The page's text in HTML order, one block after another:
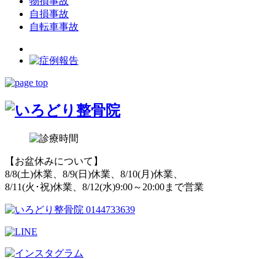
自損事故
自転車事故
【お盆休みについて】
8/8(土)休業、8/9(日)休業、8/10(月)休業、
8/11(火･祝)休業、8/12(水)9:00～20:00まで営業